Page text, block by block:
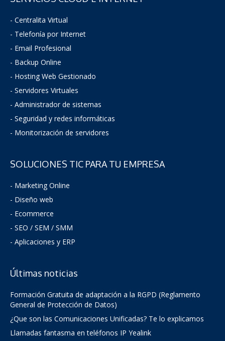
- Centralita Virtual
- Telefonía por Internet
- Email Profesional
- Backup Online
- Hosting Web Gestionado
- Servidores Virtuales
- Administrador de sistemas
- Seguridad y redes informáticas
- Monitorización de servidores
SOLUCIONES TIC PARA TU EMPRESA
- Marketing Online
- Diseño web
- Ecommerce
- SEO / SEM / SMM
- Aplicaciones y ERP
Últimas noticias
Formación Gratuita de adaptación a la RGPD (Reglamento
General de Protección de Datos)
¿Que son las Comunicaciones Unificadas? Te lo explicamos
Llamadas fantasma en teléfonos IP Yealink